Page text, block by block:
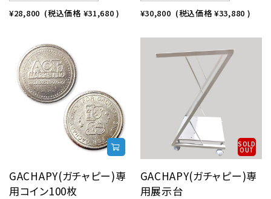
¥28,800 (税込価格 ¥31,680 ) ¥30,800 (税込価格¥33,880 )
GACHAPY(ガチャピー)専
用コイン100枚
SOLD
OUT
GACHAPY(ガチャピー)専
用展示台